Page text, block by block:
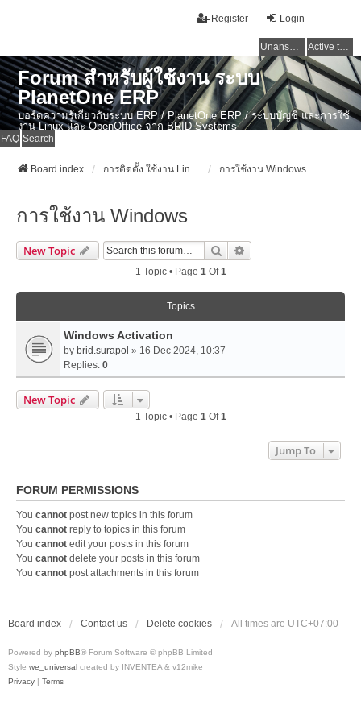
Login
Register
Unanswered topics Active topics
Forum สำหรับผู้ใช้งาน ระบบ
PlanetOne ERP
บอร์ดความรู้เกี่ยวกับระบบ ERP / PlanetOne ERP / ระบบบัญชี และการใช้
งาน Linux และ OpenOffice จาก BRID Systems
FAQ Search
Board index การติดตั้ง ใช้งาน Linux, OSX และ OpenSource Softwares การใช้งาน Windows
การใช้งาน Windows
New Topic Search
1 Topic • Page 1Of1
Topics
Windows Activation
by brid.surapol » 16 Dec 2024, 10:37
Replies: 0
New Topic
1 Topic • Page 1Of1
Jump To
FORUM PERMISSIONS
You cannot post new topics in this forum
You cannot reply to topics in this forum
You cannot edit your posts in this forum
You cannot delete your posts in this forum
You cannot post attachments in this forum
Board index Contact us Delete cookies All times are UTC+07:00
Powered by phpBB® Forum Software © phpBB Limited
Style we_universal created by INVENTEA & v12mike
Privacy | Terms